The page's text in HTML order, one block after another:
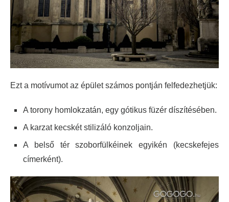
Ezt a motívumot az épület számos pontján felfedezhetjük:
A torony homlokzatán, egy gótikus füzér díszítésében.
A karzat kecskét stilizáló konzoljain.
A belső tér szoborfülkéinek egyikén (kecskefejes
címerként).